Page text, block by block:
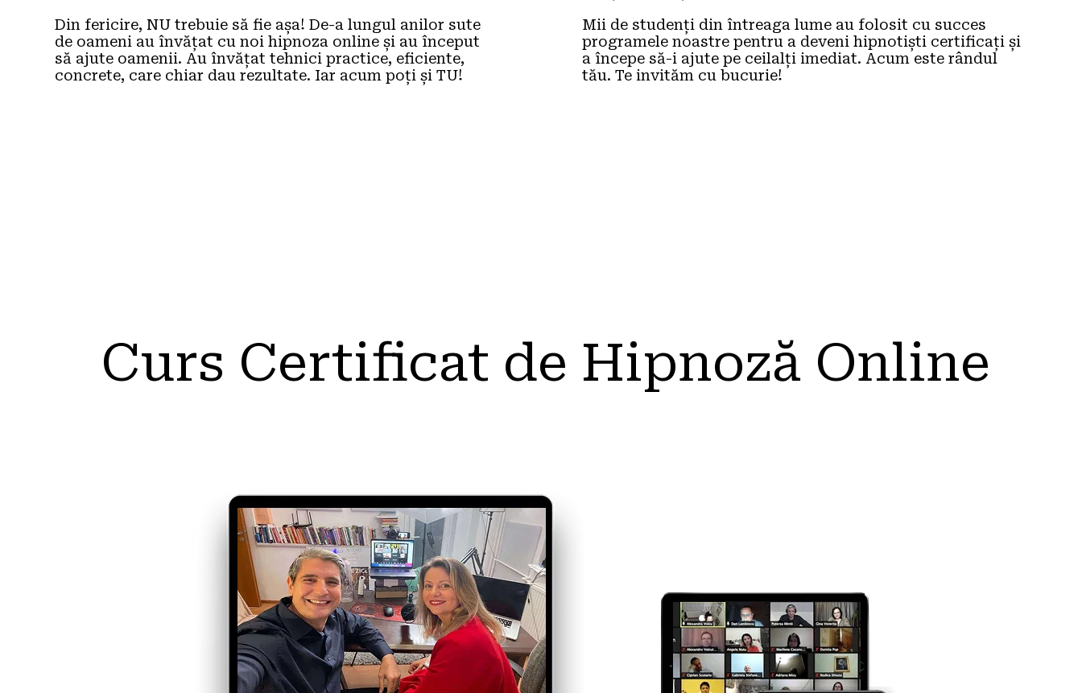
Din fericire, NU trebuie să fie așa! De-a lungul anilor sute
de oameni au învățat cu noi hipnoza online și au început
să ajute oamenii. Au învățat tehnici practice, eficiente,
concrete, care chiar dau rezultate. Iar acum poți și TU!
Mii de studenți din întreaga lume au folosit cu succes
programele noastre pentru a deveni hipnotiști certificați și
a începe să-i ajute pe ceilalți imediat. Acum este rândul
tău. Te invităm cu bucurie!
Curs Certificat de Hipnoză Online